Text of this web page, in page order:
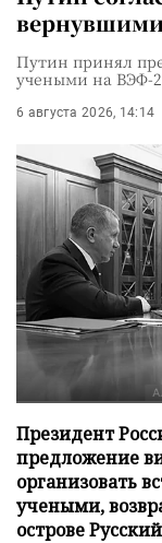
Путин принял
учеными на ВЭФ-
6 августа 2026, 14:14
Президент
предложение
организовать
учеными,
острове